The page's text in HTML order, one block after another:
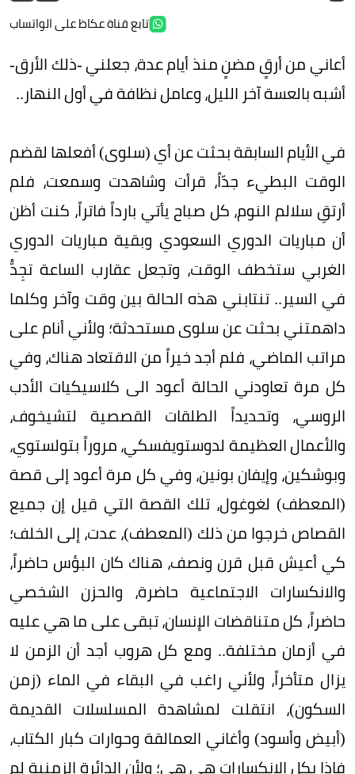
تابع قناة عكاظ على الواتساب
أعاني من أرقٍ مضنٍ منذ أيام عدة، جعلني -ذلك الأرق-
أشبه بالعسة آخر الليل، وعامل نظافة في أول النهار..
في الأيام السابقة بحثت عن أي (سلوى) أفعلها لقضم
الوقت البطيء جدّاً، قرأت وشاهدت وسمعت، فلم
أرتقِ سلالم النوم، كل صباح يأتي بارداً فاتراً، كنت أظن
أن مباريات الدوري السعودي وبقية مباريات الدوري
الغربي ستخطف الوقت، وتجعل عقارب الساعة تجِدُّ
في السير.. تنتابني هذه الحالة بين وقت وآخر وكلما
داهمتني بحثت عن سلوى مستحدثة؛ ولأني أنام على
مراتب الماضي، فلم أجد خيراً من الاقتعاد هناك، وفي
كل مرة تعاودني الحالة أعود الى كلاسيكيات الأدب
الروسي، وتحديداً الطلقات القصصية لتشيخوف،
والأعمال العظيمة لدوستويفسكي، مروراً بتولستوي،
وبوشكين، وإيفان بونين، وفي كل مرة أعود إلى قصة
(المعطف) لغوغول، تلك القصة التي قيل إن جميع
القصاص خرجوا من ذلك (المعطف)، عدت، إلى الخلف؛
كي أعيش قبل قرن ونصف، هناك كان البؤس حاضراً،
والانكسارات الاجتماعية حاضرة، والحزن الشخصي
حاضراً، كل متناقضات الإنسان، تبقى على ما هي عليه
في أزمان مختلفة.. ومع كل هروب أجد أن الزمن لا
يزال متأخراً، ولأني راغب في البقاء في الماء (زمن
السكون)، انتقلت لمشاهدة المسلسلات القديمة
(أبيض وأسود) وأغاني العمالقة وحوارات كبار الكتاب،
فإذا بكل الانكسارات هي هي؛ ولأن الدائرة الزمنية لم